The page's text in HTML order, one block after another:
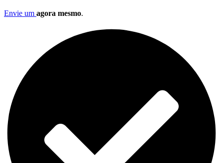
Envie um agora mesmo.